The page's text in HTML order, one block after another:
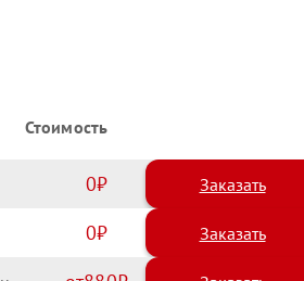
Стоимость
0 Заказать
0 Заказать